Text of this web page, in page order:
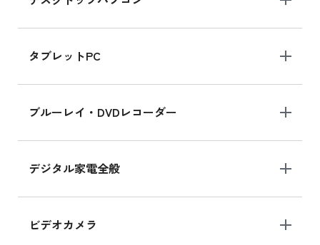
タブレットPC
ブルーレイ・DVDレコーダー
デジタル家電全般
ビデオカメラ
iPad mini シリーズ 2024
iPad mini 8.3インチ の新品買取価格
iPhone 16 シリーズ
iPhone 16 の新品買取価格
iPad Air 11インチ シリーズ
iPad Air 11インチ の新品買取価格